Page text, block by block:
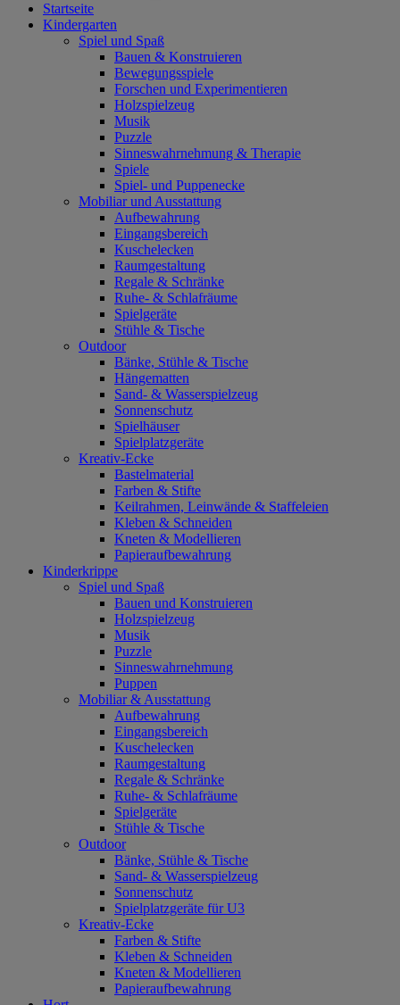
Startseite
Kindergarten
Spiel und Spaß
Bauen & Konstruieren
Bewegungsspiele
Forschen und Experimentieren
Holzspielzeug
Musik
Puzzle
Sinneswahrnehmung & Therapie
Spiele
Spiel- und Puppenecke
Mobiliar und Ausstattung
Aufbewahrung
Eingangsbereich
Kuschelecken
Raumgestaltung
Regale & Schränke
Ruhe- & Schlafräume
Spielgeräte
Stühle & Tische
Outdoor
Bänke, Stühle & Tische
Hängematten
Sand- & Wasserspielzeug
Sonnenschutz
Spielhäuser
Spielplatzgeräte
Kreativ-Ecke
Bastelmaterial
Farben & Stifte
Keilrahmen, Leinwände & Staffeleien
Kleben & Schneiden
Kneten & Modellieren
Papieraufbewahrung
Kinderkrippe
Spiel und Spaß
Bauen und Konstruieren
Holzspielzeug
Musik
Puzzle
Sinneswahrnehmung
Puppen
Mobiliar & Ausstattung
Aufbewahrung
Eingangsbereich
Kuschelecken
Raumgestaltung
Regale & Schränke
Ruhe- & Schlafräume
Spielgeräte
Stühle & Tische
Outdoor
Bänke, Stühle & Tische
Sand- & Wasserspielzeug
Sonnenschutz
Spielplatzgeräte für U3
Kreativ-Ecke
Farben & Stifte
Kleben & Schneiden
Kneten & Modellieren
Papieraufbewahrung